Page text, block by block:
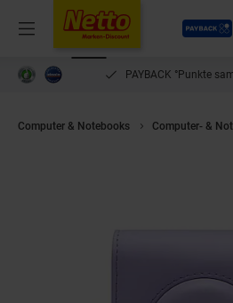
Menü
Payback
PAYBACK °Punkte
Computer & Notebooks Computer- &